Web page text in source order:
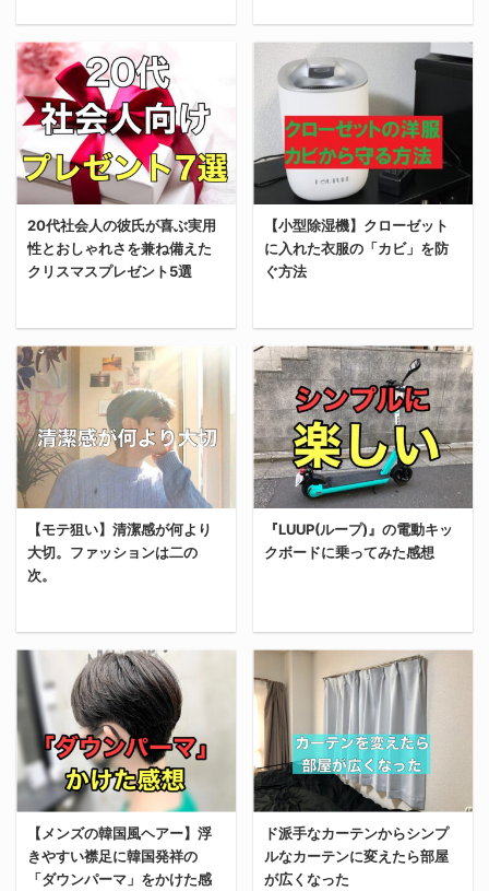
アパレルは大きく年に2
回、夏と冬にセールをす
る。 ZARAも他に漏れず
特大セールをするから、
この機会に買い物をする
っきゃない。 セール開始
日はいつ？ 2023年は12
月20日がセール開始日だ
った。 例年12月の中旬
からウィンターセールが
ってみればクソ簡単なん
だけど、はじめは右も左
も分からない。誰だって
そう。 俺が困ったり悩ん
だりしたポイントを解説
するから、あなたの参考
になれば嬉しい。 個人事
業主になる方法 結論、個
人事業主になる方法は開
業届を出すことだ。 それ
届」自体は ...
今回は、25歳男性（俺）
が「ハーフパンツ コー
デ」に挑戦してみた感想
をかいていく。 「ハーフ
パンツは子供っぽくな
る、、」と抵抗感を持っ
ている男性は少なくない
はず。俺も同じ印象だっ
た。 しかし、実際に挑戦
してみたら「あれ？意外
た。 俺がハーフパンツ
（短パン）に挑戦したく
なった理由 俺がハーフパ
ンツ（短パン）に挑戦し
たくなった理由は至って
シンプル。 外の気温が高
すぎて長ズボンの暑さに
耐えれなくなったから。
7月に入ってからという
もの、毎日気温は30度超
今回は、ヒゲ脱毛が最高
の自己投資である理由を
解説する。 まだヒゲ脱毛
に通っていない人は必見
だ。 ヒゲ脱毛は最高の自
己投資 ヒゲ脱毛は最高の
自己投資だ。 その理由が
下記。 見た目の清潔感が
増してモテるようになる
毎日ヒゲを剃る「時間」
かかる「コスト」を削減
できる ヒゲ脱毛は、想像
以上にあなたの人生にポ
ジティブなインパクトを
与えてくれる。 そして、
ヒゲ脱毛を始める時期は
早ければ早いほど良い。
なぜなら、ヒゲ脱毛の効
果は自分が生きている限
20代社会人の彼氏が喜ぶ実用
性とおしゃれさを兼ね備えた
クリスマスプレゼント5選
今回は「20代社会人の彼
氏が喜ぶ実用性とおしゃ
れさを兼ね備えたクリス
マスプレゼント5選」を
紹介する。 高価なボール
ペン『MONTBLANC(モ
ンブラン)』
MONTBLANC(モンブラ
ン)は1906年にドイツで
創業した高級筆記用具メ
ル『マイスターシュテュ
ック』は1本50,600円と
目玉が飛び出るほど高価
なんだけど、そこには男
の憧れが詰まっている。
MONTBLANC(モンブラ
ン)は男のロマン 繰り返
しになるが、
MONTBLANC(モンブラ
ン)は男の憧れだ。 描き
【小型除湿機】クローゼット
に入れた衣服の「カビ」を防
ぐ方法
今回はクローゼットの洋
服をカビから守る方法を
紹介する。 日本に住む人
の99％が「お気に入りの
洋服にカビが生える問
題」に直面したことがあ
るはず。日本では6月～
10月にかけて高温多湿の
日々が続く。 日本は湿度
105名（在日歴1～3年）
を対象に実施した「日本
の夏に関する実態調査」
の結果によると、中南米
やアフリカなど赤道に近
く、日本よりも気温が高
いと思われる国の出身者
も「日本の夏は母国に比
べて暑い」と答えたそう
だ。 なぜ彼らはそう感じ
【モテ狙い】清潔感が何より
大切。ファッションは二の
次。
今回はモテるために最も
大切な「清潔感の出し
方」について俺なりの解
説をしていく。 もはや異
性モテとか関係なく全て
の対人関係を良好にする
ために大切なことだと思
うから絶対に抑えてほし
い。 モテるためには清潔
『LUUP(ループ)』の電動キッ
クボードに乗ってみた感想
今回は『LUUP(ルー
プ)』の電動キックボー
ドに乗ってみた感想を共
有していく。 乗り方や注
意点についても解説して
いるから少しでも
『LUUP(ループ)の電動
キックボード』に興味が
ある人は是非読んでほし
い。 『LUUP(ループ)』
【メンズの韓国風ヘアー】浮
きやすい襟足に韓国発祥の
「ダウンパーマ」をかけた感
ド派手なカーテンからシンプ
ルなカーテンに変えたら部屋
が広くなった